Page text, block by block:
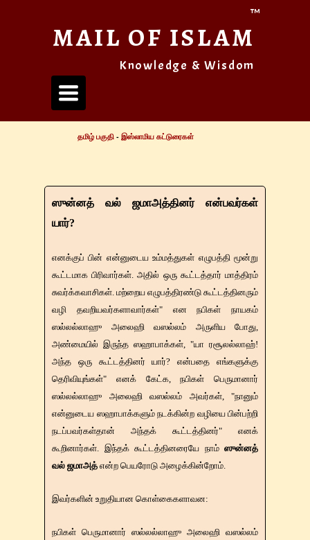
Toggle
navigation
MAIL OF ISLAM
™
Knowledge & Wisdom
ஸுன்னத் வல் ஜமாஅத்தினர் என்பவர்கள்
யார்?
எனக்குப் பின் என்னுடைய உம்மத்துகள் எழுபத்தி மூன்று
கூட்டமாக பிரிவார்கள். அதில் ஒரு கூட்டத்தார் மாத்திரம்
சுவர்க்கவாசிகள். மற்றைய எழுபத்திரண்டு கூட்டத்தினரும்
வழி தவறியவர்களாவார்கள்" என நபிகள் நாயகம்
ஸல்லல்லாஹு அலைஹி வஸல்லம் அருளிய போது,
அண்மையில் இருந்த ஸஹாபாக்கள், "யா ரசூலல்லாஹ்!
அந்த ஒரு கூட்டத்தினர் யார்? என்பதை எங்களுக்கு
தெரிவியுங்கள்" எனக் கேட்க, நபிகள் பெருமானார்
ஸல்லல்லாஹு அலைஹி வஸல்லம் அவர்கள், "நானும்
என்னுடைய ஸஹாபாக்களும் நடக்கின்ற வழியை பின்பற்றி
நடப்பவர்கள்தான் அந்தக் கூட்டத்தினர்" எனக்
கூறினார்கள். இந்தக் கூட்டத்தினரையே நாம் ஸுன்னத்
வல் ஜமாஅத் என்ற பெயரோடு அழைக்கின்றோம்.
இவர்களின் உறுதியான கொள்கைகளாவன:
நபிகள் பெருமானார் ஸல்லல்லாஹு அலைஹி வஸல்லம்
தமிழ் பகுதி-இஸ்லாமிய கட்டுரைகள்